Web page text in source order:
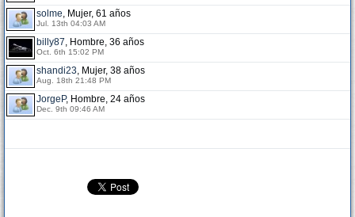
solme, Mujer, 61 años
Jul. 13th 04:03 AM
billy87, Hombre, 36 años
Oct. 6th 15:02 PM
shandi23, Mujer, 38 años
Aug. 18th 21:48 PM
JorgeP, Hombre, 24 años
Dec. 9th 09:46 AM